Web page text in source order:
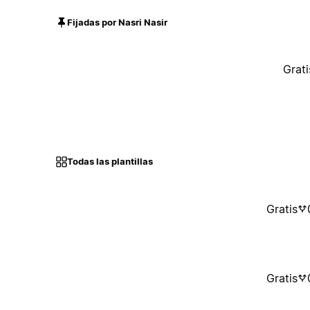
Fijadas por Nasri Nasir
Todas las plantillas
Gratis
Gratis